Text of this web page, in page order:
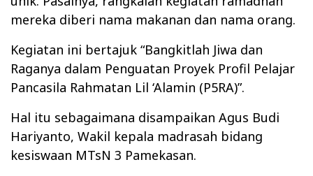
mereka diberi nama makanan dan nama orang.
Kegiatan ini bertajuk “Bangkitlah Jiwa dan
Raganya dalam Penguatan Proyek Profil Pelajar
Pancasila Rahmatan Lil ‘Alamin (P5RA)”.
Hal itu sebagaimana disampaikan Agus Budi
Hariyanto, Wakil kepala madrasah bidang
kesiswaan MTsN 3 Pamekasan.